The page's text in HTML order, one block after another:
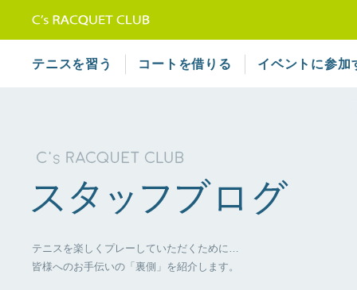
テニスを習う コートを借りる イベントに参加
テニスを楽しくプレーしていただくために…
皆様へのお手伝いの「裏側」を紹介します。